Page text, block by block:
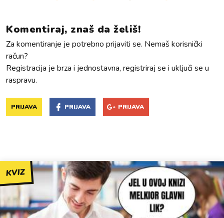
Komentiraj, znaš da želiš!
Za komentiranje je potrebno prijaviti se. Nemaš korisnički
račun?
Registracija je brza i jednostavna, registriraj se i uključi se u
raspravu.
PRIJAVA PRIJAVA PRIJAVA
KVIZ